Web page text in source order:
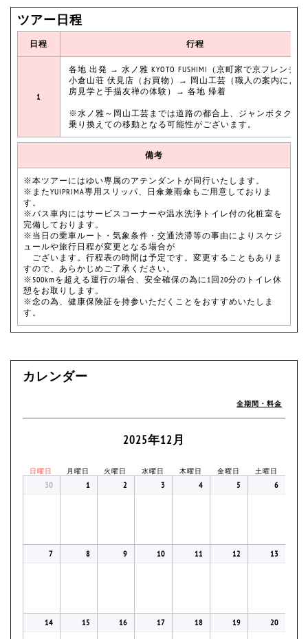
ツアー日程
日程 行程
1
各地 出発 → 水ノ雅 KYOTO FUSHIMI（京町家で京フレンチ
小倉山荘 伏見店（お買物）→ 岡山工芸（職人の案内による
房見学と手描友禅の体験）→ 各地 帰着
※水ノ雅～岡山工芸までは道路の都合上、ジャンボタクシ
乗り換えての移動となる可能性がございます。
備考
※本ツアーにはゆい専属のアテンダントが同行いたします。
※またYUIPRIMA専用スリッパ、日傘兼雨傘もご用意しておりま
す。
※バス車内にはサービスコーナーや温水洗浄トイレ付の化粧室を
完備しております。
※当日の乗車ルート・気象条件・交通渋滞等の事由によりスケジ
ュールや旅行日程が変更となる場合が
ございます。行程表の時間は予定です。変更することもありま
すので、あらかじめご了承ください。
※500kmを超える運行の場合、安全確保の為に1回20分のトイレ休
憩をお取りします。
※念の為、健康保険証を持参いただくことをおすすめいたしま
す。
カレンダー
全期間・料金
2025年12月
日曜日 月曜日 火曜日 水曜日 木曜日 金曜日 土曜日
30 1 2 3 4 5 6
7 8 9 10 11 12 13
14 15 16 17 18 19 20